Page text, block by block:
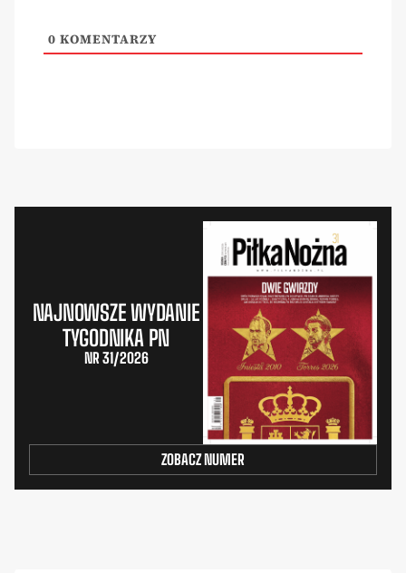
0 KOMENTARZY
NAJNOWSZE WYDANIE
TYGODNIKA PN
NR 31/2026
ZOBACZ NUMER